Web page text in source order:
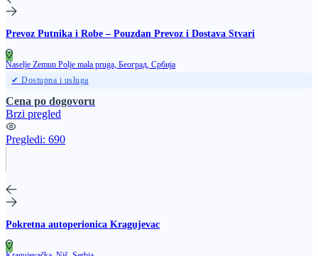
Prevoz Putnika i Robe – Pouzdan Prevoz i Dostava Stvari
Naselje Zemun Polje mala pruga, Београд, Србија
✔ Dostupna i usluga
Cena po dogovoru
Brzi pregled
Pregledi: 690
Pokretna autoperionica Kragujevac